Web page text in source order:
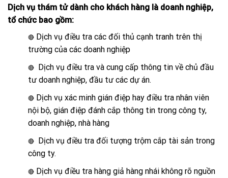
Dịch vụ thám tử dành cho khách hàng là doanh nghiệp,
tổ chức bao gồm:
🔴 Dịch vụ điều tra các đối thủ cạnh tranh trên thị
trường của các doanh nghiệp
🔴
Dịch vụ điều tra và cung cấp thông tin về chủ đầu
tư doanh nghiệp, đầu tư các dự án.
🔴 Dịch vụ xác minh gián điệp hay điều tra nhân viên
nội bộ, gián điệp đánh cắp thông tin trong công ty,
doanh nghiệp, nhà hàng
🔴
Dịch vụ điều tra đối tượng trộm cắp tài sản trong
công ty.
🔴 Dịch vụ điều tra hàng giả hàng nhái không rõ nguồn